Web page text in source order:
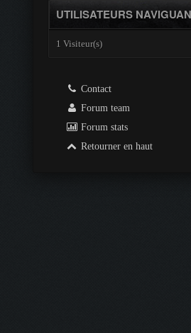
UTILISATEURS
1 Visiteur(s)
Contact
Forum team
Forum stats
Retourner en haut